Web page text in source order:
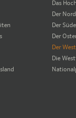
Das
Der
Der
Der
Der
Die